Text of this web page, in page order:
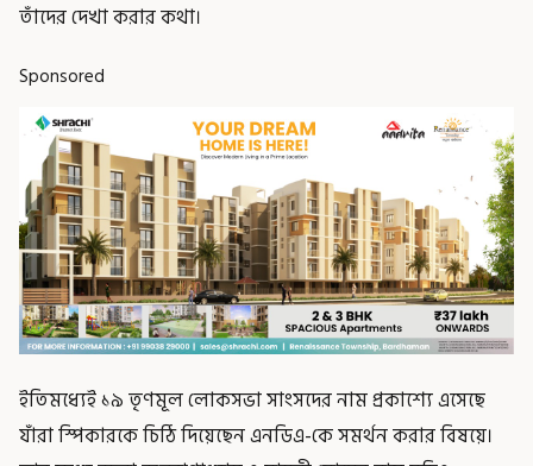
তাঁদের দেখা করার কথা।
Sponsored
ইতিমধ্যেই ১৯ তৃণমূল লোকসভা সাংসদের নাম প্রকাশ্যে এসেছে
যাঁরা স্পিকারকে চিঠি দিয়েছেন এনডিএ-কে সমর্থন করার বিষয়ে।